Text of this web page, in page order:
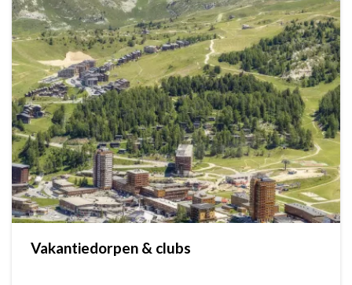
Vakantiedorpen & clubs